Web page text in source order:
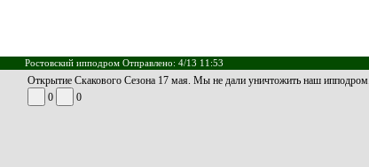
Ростовский ипподром Отправлено: 4/13 11:53
Открытие Скакового Сезона 17 мая. Мы не дали уничтожить наш ипподром.
0
0